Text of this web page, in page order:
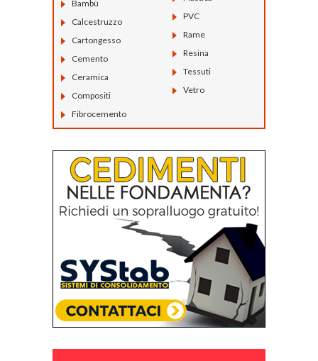
Bambù
Calcestruzzo
Cartongesso
Cemento
Ceramica
Compositi
Fibrocemento
PVC
Rame
Resina
Tessuti
Vetro